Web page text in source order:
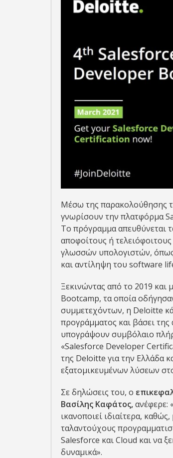
Μέσω της παρακολούθησης
γνωρίσουν την πλατφόρμα
Το πρόγραμμα απευθύνεται
αποφοίτους ή
γλωσσών υπολογιστών,
και αντίληψη του software
Ξεκινώντας από το 2019
Bootcamp, τα οποία
συμμετεχόντων, η Deloitte
προγράμματος και βάσει
υπογράψουν συμβόλαιο
«Salesforce Developer
της Deloitte για την Ελλάδα
εξατομικευμένων λύσεων
Σε δηλώσεις του, o
Βασίλης Καφάτος,ανέφερε:
ικανοποιεί ιδιαίτερα,
ταλαντούχους
Salesforce και Cloud και να
δυναμικά».